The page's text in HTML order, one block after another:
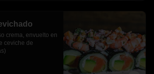
crema, envuelto en
ceviche de